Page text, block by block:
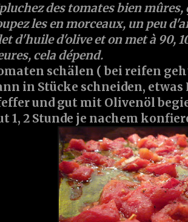
des tomates bien mûres,
les en morceaux, un peu
d'huile d'olive et on met à 90,
cela dépend.
schälen ( bei reifen
in Stücke schneiden, etwas
und gut mit Olivenöl
1, 2 Stunde je nachem